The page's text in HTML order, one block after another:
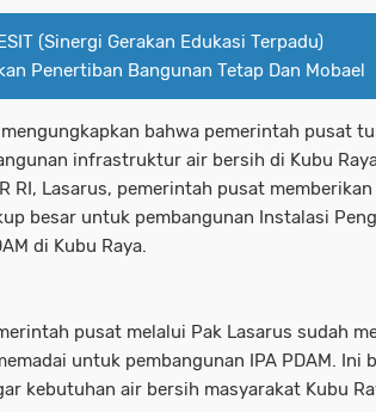
(Sinergi Gerakan Edukasi Terpadu)
Penertiban Bangunan Tetap Dan Mobael
bahwa pemerintah pusat
infrastruktur air bersih di Kubu
RI, Lasarus, pemerintah pusat
besar untuk pembangunan Instalasi
di Kubu Raya.
pusat melalui Pak Lasarus sudah
untuk pembangunan IPA PDAM. Ini
kebutuhan air bersih masyarakat Kubu